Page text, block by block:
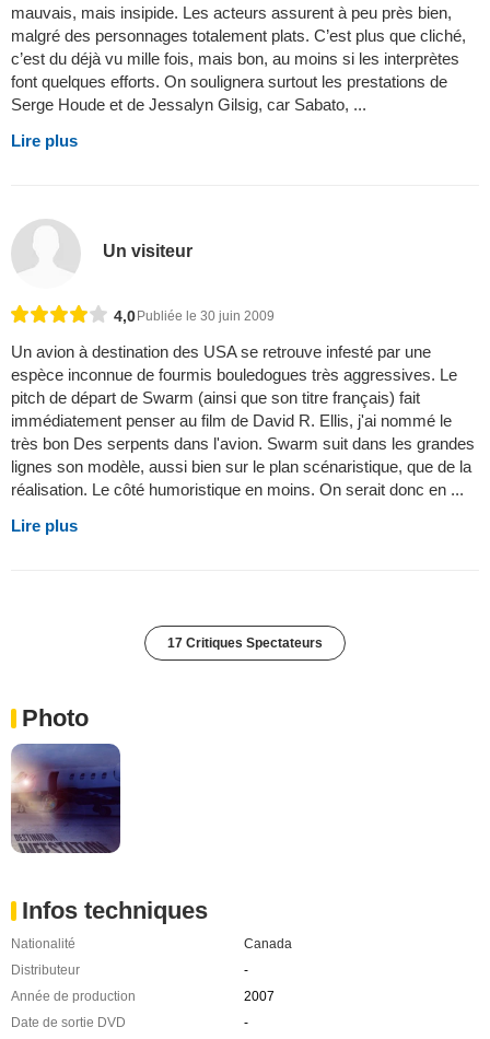
mauvais, mais insipide. Les acteurs assurent à peu près bien,
malgré des personnages totalement plats. C’est plus que cliché,
c’est du déjà vu mille fois, mais bon, au moins si les interprètes
font quelques efforts. On soulignera surtout les prestations de
Serge Houde et de Jessalyn Gilsig, car Sabato, ...
Lire plus
Un visiteur
4,0 Publiée le 30 juin 2009
Un avion à destination des USA se retrouve infesté par une
espèce inconnue de fourmis bouledogues très aggressives. Le
pitch de départ de Swarm (ainsi que son titre français) fait
immédiatement penser au film de David R. Ellis, j'ai nommé le
très bon Des serpents dans l'avion. Swarm suit dans les grandes
lignes son modèle, aussi bien sur le plan scénaristique, que de la
réalisation. Le côté humoristique en moins. On serait donc en ...
Lire plus
17 Critiques Spectateurs
Photo
Infos techniques
Nationalité
Canada
Distributeur
-
Année de production
2007
Date de sortie DVD
-